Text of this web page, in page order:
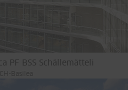
PF BSS Schällemätteli
CH-Basilea